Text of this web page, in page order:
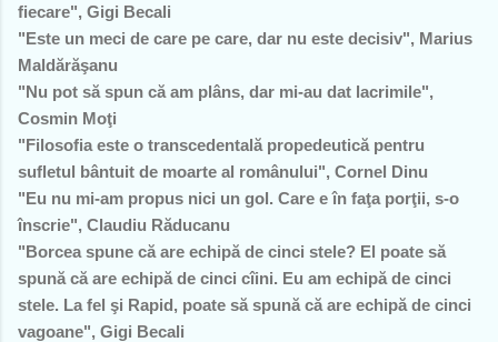
fiecare", Gigi Becali
"Este un meci de care pe care, dar nu este decisiv", Marius
Maldărăşanu
"Nu pot să spun că am plâns, dar mi-au dat lacrimile",
Cosmin Moţi
"Filosofia este o transcedentală propedeutică pentru
sufletul bântuit de moarte al românului", Cornel Dinu
"Eu nu mi-am propus nici un gol. Care e în faţa porţii, s-o
înscrie", Claudiu Răducanu
"Borcea spune că are echipă de cinci stele? El poate să
spună că are echipă de cinci cîini. Eu am echipă de cinci
stele. La fel şi Rapid, poate să spună că are echipă de cinci
vagoane", Gigi Becali